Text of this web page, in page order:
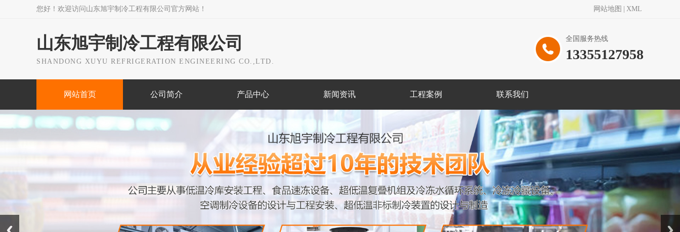
您好！欢迎访问山东旭宇制冷工程有限公司官方网站！ 网站地图 XML
山东旭宇制冷工程有限公司
SHANDONG XUYU REFRIGERATION ENGINEERING CO.,LTD.
全国服务热线
13355127958
网站首页 公司简介 产品中心 新闻资讯 工程案例 联系我们